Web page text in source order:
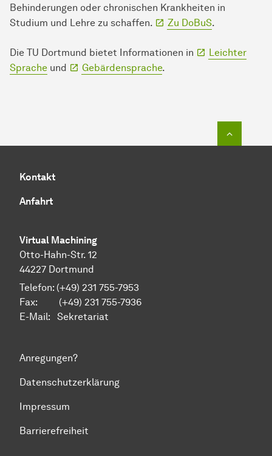
Behinderungen oder chronischen Krankheiten in
Studium und Lehre zu schaffen.
Zu DoBuS.
Die TU Dort­mund bietet In­for­ma­ti­onen in
Leichter
Sprache und Gebärdensprache.
Kontakt
Anfahrt
Virtual Machining
Otto-Hahn-Str. 12
44227 Dortmund
Telefon: (+49) 231 755-7953
Fax: (+49) 231 755-7936
E-Mail: Sekretariat
Anregungen?
Datenschutzerklärung
Impressum
Barrierefreiheit